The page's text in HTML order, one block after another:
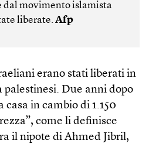
dal movimento islamista
liberate.Afp
erano stati liberati in
Due anni dopo
in cambio di 1.150
come li definisce
il nipote di Ahmed Jibril,